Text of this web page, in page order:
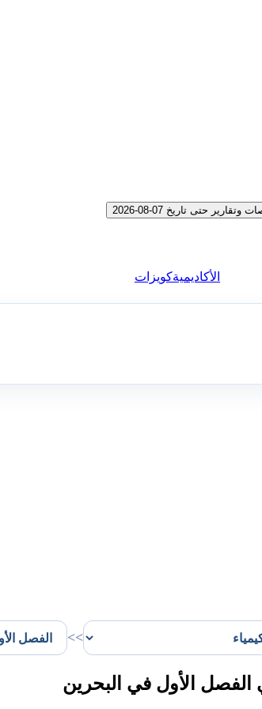
حتى تاريخ 07-08-2026
الأكاديميةكويزات
>>
الأول في البحرين